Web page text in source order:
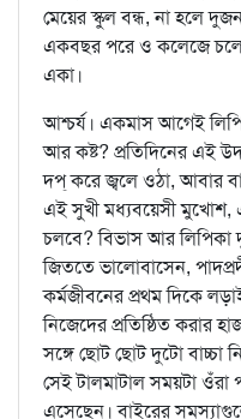
মেয়ের স্কুল বন্ধ, না হলে
একবছর পরে ও কলেজে চলে
একা।
আশ্চর্য। একমাস আগেই
আর কষ্ট? প্রতিদিনের এই
দপ্‌ করে জ্বলে ওঠা, আবার
এই সুখী মধ্যবয়েসী মুখোশ,
চলবে? বিভাস আর
জিততে ভালোবাসেন,
কর্মজীবনের প্রথম দিকে
নিজেদের প্রতিষ্ঠিত করার
সঙ্গে ছোট ছোট দুটো বাচ্চা
সেই টালমাটাল সময়টা
এসেছেন। বাইরের